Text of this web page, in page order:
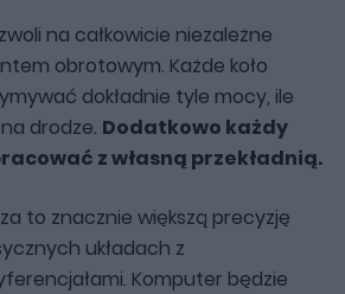
na całkowicie niezależne
obrotowym. Każde koło
dokładnie tyle mocy, ile
drodze. Dodatkowo każdy
z własną przekładnią.
to znacznie większą precyzję
układach z
Komputer będzie